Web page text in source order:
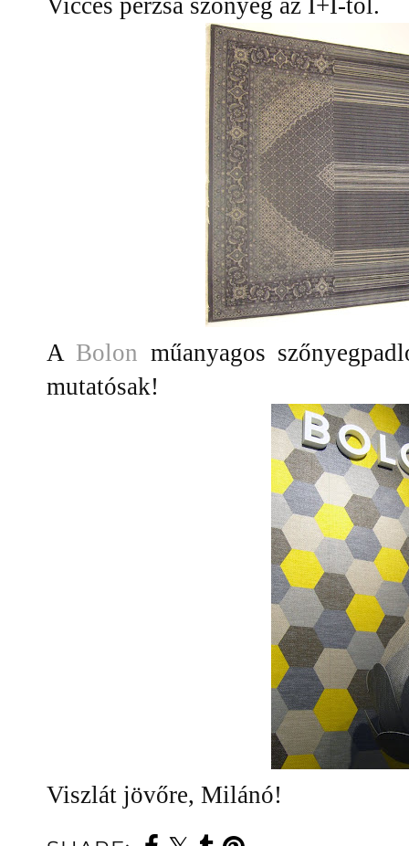
Vicces perzsa szőnyeg az I+I-től.
A Bolon műanyagos
mutatósak!
Viszlát jövőre, Milánó!